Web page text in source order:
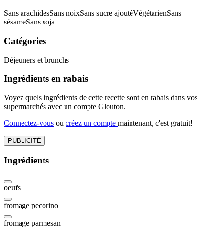
Sans arachidesSans noixSans sucre ajoutéVégétarienSans
sésameSans soja
Catégories
Déjeuners et brunchs
Ingrédients en rabais
Voyez quels ingrédients de cette recette sont en rabais dans vos
supermarchés avec un compte Glouton.
Connectez-vous ou créez un compte maintenant, c'est gratuit!
PUBLICITÉ
Ingrédients
oeufs
fromage pecorino
fromage parmesan